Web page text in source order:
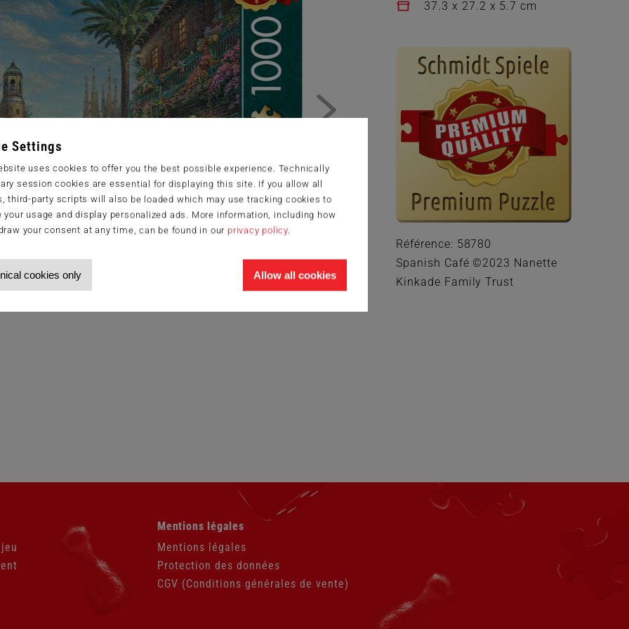
Settings
uses cookies to offer you the best possible experience. Technically
session cookies are essential for displaying this site. If you allow all
third-party scripts will also be loaded which may use tracking cookies to
your usage and display personalized ads. More information, including how
your consent at any time, can be found in our privacy policy.
cookies only Allow all cookies
37.3 x 27.2 x 5.7 cm
Référence: 58780
Spanish Café ©2023 Nanette
Kinkade Family Trust
au
Mentions légales
Mentions légales
Protection des données
CGV (Conditions générales de vente)